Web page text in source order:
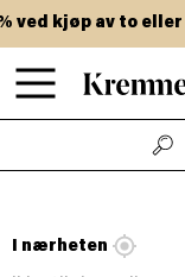
Hopp
til
hovedinnhold
ved kjøp av to
I nærheten